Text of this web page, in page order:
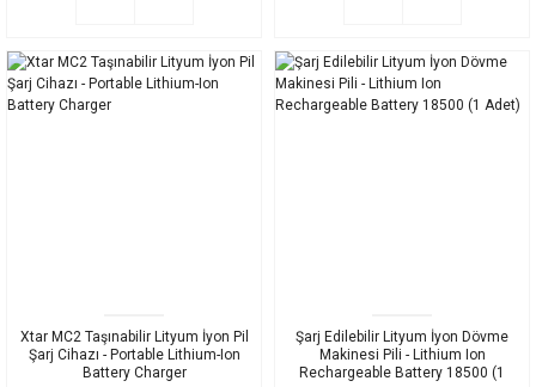
Xtar MC2 Taşınabilir Lityum İyon Pil
Şarj Cihazı - Portable Lithium-Ion
Battery Charger
Şarj Edilebilir Lityum İyon Dövme
Makinesi Pili - Lithium Ion
Rechargeable Battery 18500 (1